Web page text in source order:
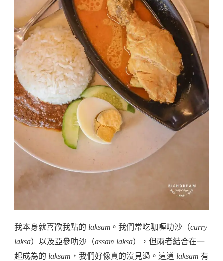
我本身就喜歡我點的 laksam 。我們常吃咖喱叻沙（curry
laksa）以及亞參叻沙（assam laksa），但兩者結合在一
起成為的 laksam ，我們好像真的沒見過。這道 laksam 有